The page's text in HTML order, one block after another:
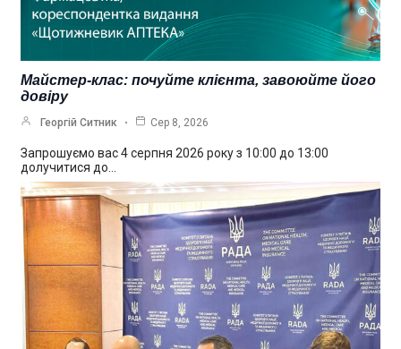
Майстер-клас: почуйте клієнта, завоюйте його
довіру
Георгій Ситник Сер 8, 2026
Запрошуємо вас 4 серпня 2026 року з 10:00 до 13:00
долучитися до…